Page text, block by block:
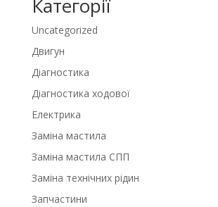
Категорії
Uncategorized
Двигун
Діагностика
Діагностика ходової
Електрика
Заміна мастила
Заміна мастила СПП
Заміна технічних рідин
Запчастини